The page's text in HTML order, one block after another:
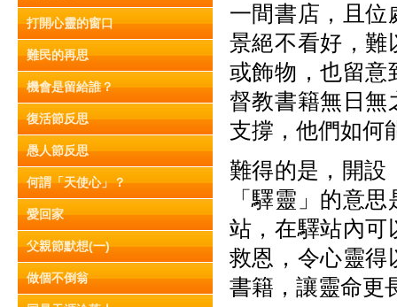
打開心靈的窗口
難民的再思
機會是留給誰？
復活節反思
愚人節反思
何謂「天使心」？
愛回家
父親節默想(一)
做個不倒翁
一間書店，且位
景絕不看好，難
或飾物，也留意
督教書籍無日無
支撐，他們如何
難得的是，開設
「驛靈」的意
站，在驛站內可
救恩，令心靈得
書籍，讓靈命更